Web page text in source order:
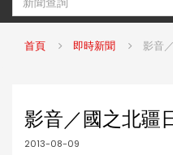
首頁 即時新聞 影音
影音／國之北疆
2013-08-09